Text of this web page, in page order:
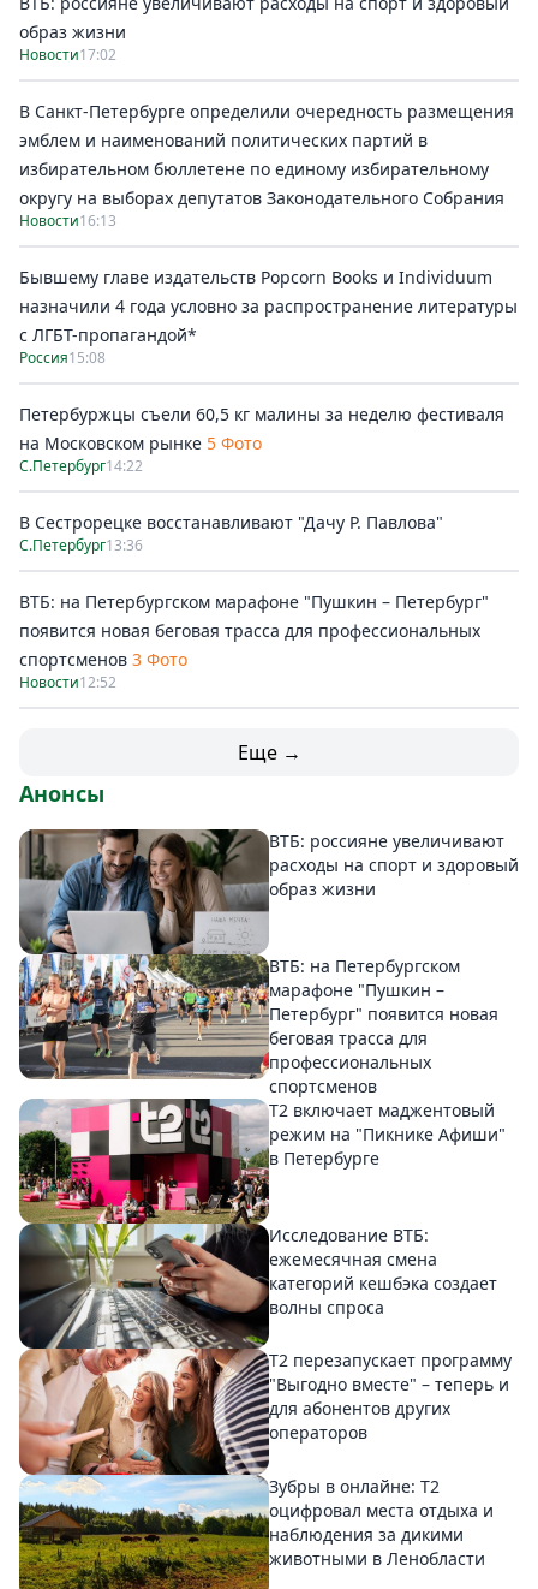
образ жизни
Новости17:02
В Санкт-Петербурге определили очередность размещения
эмблем и наименований политических партий в
избирательном бюллетене по единому избирательному
округу на выборах депутатов Законодательного Собрания
Новости16:13
Бывшему главе издательств Popcorn Books и Individuum
назначили 4 года условно за распространение литературы
с ЛГБТ-пропагандой*
Россия15:08
Петербуржцы съели 60,5 кг малины за неделю фестиваля
на Московском рынке 5 Фото
С.Петербург14:22
В Сестрорецке восстанавливают "Дачу Р. Павлова"
С.Петербург13:36
ВТБ: на Петербургском марафоне "Пушкин – Петербург"
появится новая беговая трасса для профессиональных
спортсменов 3 Фото
Новости12:52
Еще →
Анонсы
ВТБ: россияне увеличивают
расходы на спорт и здоровый
образ жизни
ВТБ: на Петербургском
марафоне "Пушкин –
Петербург" появится новая
беговая трасса для
профессиональных
спортсменов
Т2 включает маджентовый
режим на "Пикнике Афиши"
в Петербурге
Исследование ВТБ:
ежемесячная смена
категорий кешбэка создает
волны спроса
Т2 перезапускает программу
"Выгодно вместе" – теперь и
для абонентов других
операторов
Зубры в онлайне: Т2
оцифровал места отдыха и
наблюдения за дикими
животными в Ленобласти